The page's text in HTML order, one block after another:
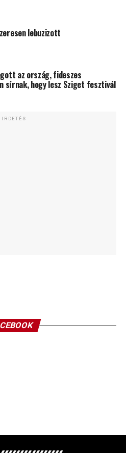
lebuzizott
az ország, fideszes
sírnak, hogy lesz Sziget fesztivál